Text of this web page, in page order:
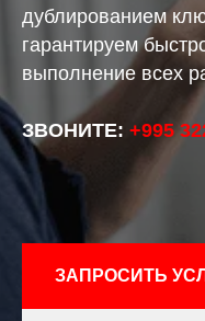
дублированием
гарантируем
выполнение всех
ЗВОНИТЕ: +995
ЗАПРОСИТЬ